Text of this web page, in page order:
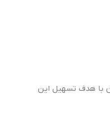
با هدف تسهیل این